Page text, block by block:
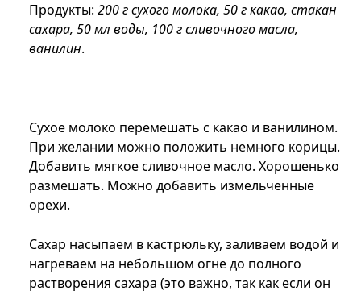
Продукты: 200 г сухого молока, 50 г какао, стакан
сахара, 50 мл воды, 100 г сливочного масла,
ванилин.
Сухое молоко перемешать с какао и ванилином.
При желании можно положить немного корицы.
Добавить мягкое сливочное масло. Хорошенько
размешать. Можно добавить измельченные
орехи.
Сахар насыпаем в кастрюльку, заливаем водой и
нагреваем на небольшом огне до полного
растворения сахара (это важно, так как если он